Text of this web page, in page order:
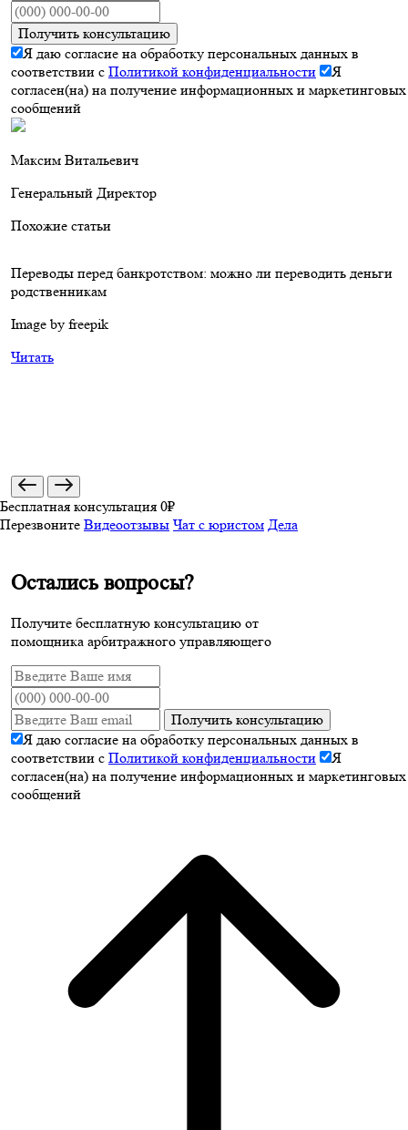
Получить консультацию
Я даю согласие на обработку персональных данных в
соответствии с Политикой конфиденциальности
Я
согласен(на) на получение информационных и маркетинговых
сообщений
Максим Витальевич
Генеральный Директор
Похожие статьи
Переводы перед банкротством: можно ли переводить деньги
родственникам
Image by freepik
Читать
Бесплатная консультация 0₽
Перезвоните Видеоотзывы Чат с юристом Дела
Остались вопросы?
Получите бесплатную консультацию от
помощника арбитражного управляющего
Получить консультацию
Я даю согласие на обработку персональных данных в
соответствии с Политикой конфиденциальности
Я
согласен(на) на получение информационных и маркетинговых
сообщений